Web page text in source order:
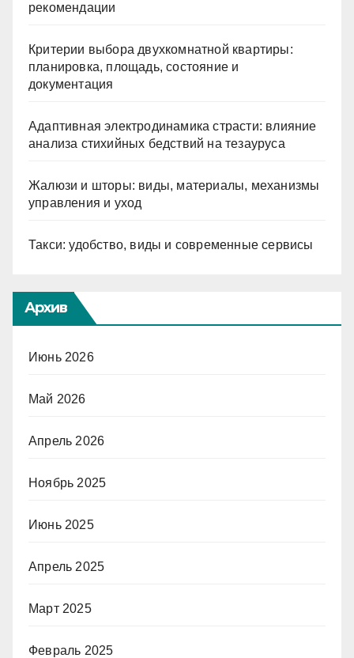
рекомендации
Критерии выбора двухкомнатной квартиры:
планировка, площадь, состояние и
документация
Адаптивная электродинамика страсти: влияние
анализа стихийных бедствий на тезауруса
Жалюзи и шторы: виды, материалы, механизмы
управления и уход
Такси: удобство, виды и современные сервисы
Архив
Июнь 2026
Май 2026
Апрель 2026
Ноябрь 2025
Июнь 2025
Апрель 2025
Март 2025
Февраль 2025